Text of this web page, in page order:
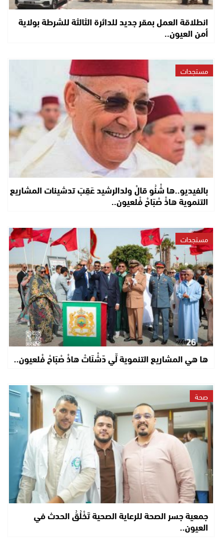
انطلاقة العمل بمقر جديد للدائرة الثالثة للشرطة بولاية
أمن العيون..
مستجدات
بالفيديو..ها شْنُو قالْ ولدالرشيد عَقِبَ تدشينات المشاريع
التنموية هاذْ صْبَاحْ فْلعيون..
مستجدات
ها هي المشاريع التنموية لِّي دّشْنَاتْ هاذْ صْبَاحْ فْلعيون..
صحة
جمعية جسر الصحة للرعاية الصحية تَخْلُقُ الحدث في
العيون..